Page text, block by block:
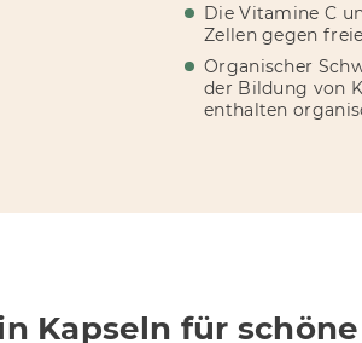
Die Vitamine C
Zellen gegen
Organischer
der Bildung von
enthalten
Kapseln für